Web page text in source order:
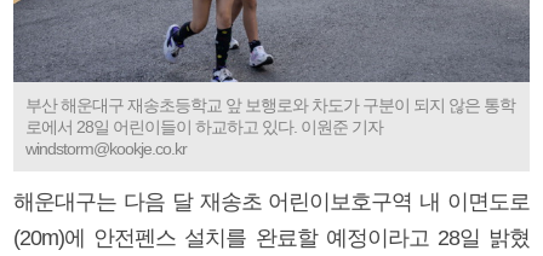
부산 해운대구 재송초등학교 앞 보행로와 차도가 구분이 되지 않은 통학
로에서 28일 어린이들이 하교하고 있다. 이원준 기자
windstorm@kookje.co.kr
해운대구는 다음 달 재송초 어린이보호구역 내 이면도로
(20m)에 안전펜스 설치를 완료할 예정이라고 28일 밝혔